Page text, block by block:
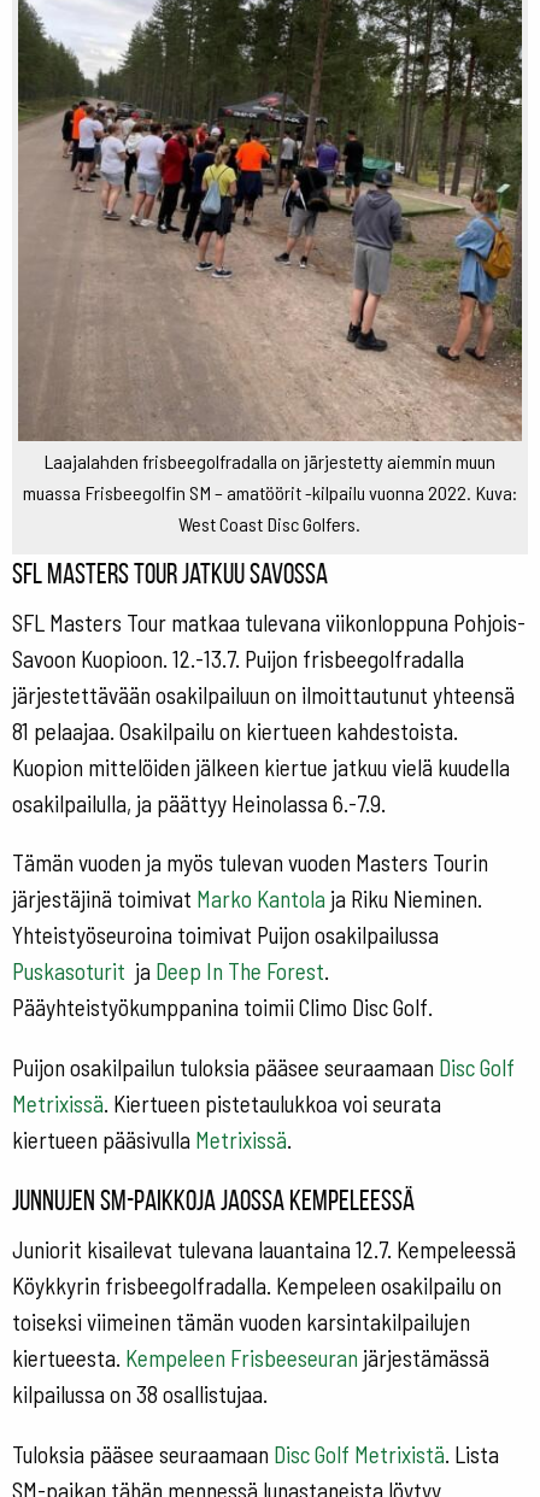
Laajalahden frisbeegolfradalla on järjestetty aiemmin muun
muassa Frisbeegolfin SM – amatöörit -kilpailu vuonna 2022. Kuva:
West Coast Disc Golfers.
SFL Masters Tour jatkuu Savossa
SFL Masters Tour matkaa tulevana viikonloppuna Pohjois-
Savoon Kuopioon. 12.-13.7. Puijon frisbeegolfradalla
järjestettävään osakilpailuun on ilmoittautunut yhteensä
81 pelaajaa. Osakilpailu on kiertueen kahdestoista.
Kuopion mittelöiden jälkeen kiertue jatkuu vielä kuudella
osakilpailulla, ja päättyy Heinolassa 6.-7.9.
Tämän vuoden ja myös tulevan vuoden Masters Tourin
järjestäjinä toimivat Marko Kantola ja Riku Nieminen.
Yhteistyöseuroina toimivat Puijon osakilpailussa
Puskasoturit ja Deep In The Forest.
Pääyhteistyökumppanina toimii Climo Disc Golf.
Puijon osakilpailun tuloksia pääsee seuraamaan Disc Golf
Metrixissä. Kiertueen pistetaulukkoa voi seurata
kiertueen pääsivulla Metrixissä.
Junnujen SM-paikkoja jaossa Kempeleessä
Juniorit kisailevat tulevana lauantaina 12.7. Kempeleessä
Köykkyrin frisbeegolfradalla. Kempeleen osakilpailu on
toiseksi viimeinen tämän vuoden karsintakilpailujen
kiertueesta. Kempeleen Frisbeeseuran järjestämässä
kilpailussa on 38 osallistujaa.
Tuloksia pääsee seuraamaan Disc Golf Metrixistä. Lista
SM-paikan tähän mennessä lunastaneista löytyy